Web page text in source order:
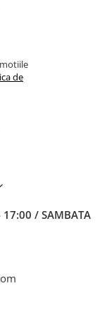
de
/ SAMBATA